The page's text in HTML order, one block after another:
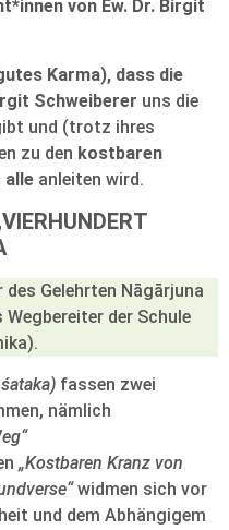
von Ew. Dr. Birgit
Karma), dass die
Schweiberer uns die
und (trotz ihres
zu den kostbaren
alle anleiten wird.
Gelehrten Nāgārjuna
der Schule
fassen zwei
nämlich
„Kostbaren Kranz von
widmen sich vor
und dem Abhängigem